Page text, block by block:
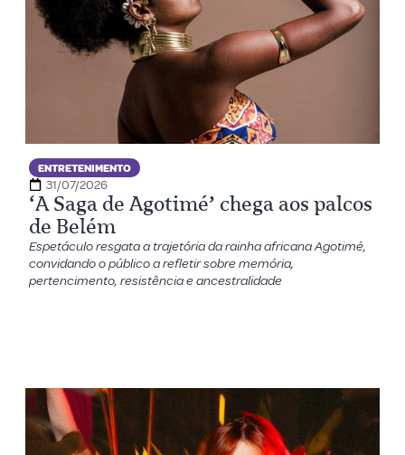
ENTRETENIMENTO
31/07/2026
‘A Saga de Agotimé’ chega aos palcos
de Belém
Espetáculo resgata a trajetória da rainha africana Agotimé,
convidando o público a refletir sobre memória,
pertencimento, resistência e ancestralidade